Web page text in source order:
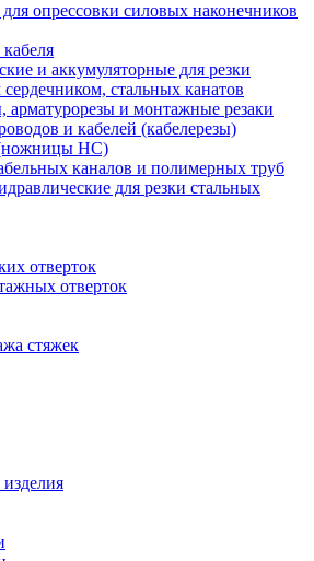
опрессовки силовых наконечников
и аккумуляторные для резки
стальных канатов
арматурорезы и монтажные резаки
и кабелей (кабелерезы)
НС)
каналов и полимерных труб
для резки стальных
отверток
отверток
стяжек